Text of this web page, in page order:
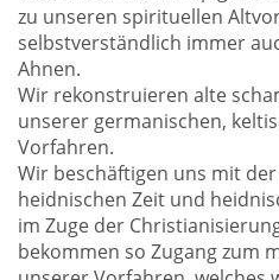
zu unseren spirituellen
selbstverständlich immer
Ahnen.
Wir rekonstruieren alte
unserer germanischen,
Vorfahren.
Wir beschäftigen uns mit
heidnischen Zeit und
im Zuge der
bekommen so Zugang zum